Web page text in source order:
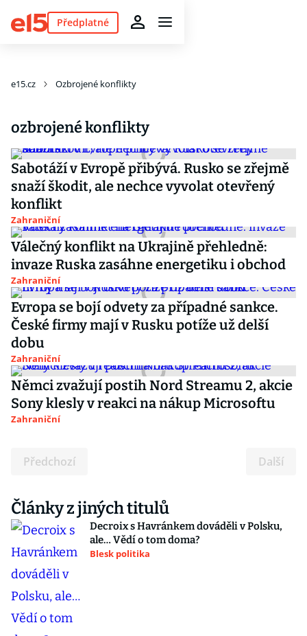
Předplatné
e15.cz Ozbrojené konflikty
ozbrojené konflikty
Sabotáží v Evropě přibývá. Rusko se zřejmě
snaží škodit, ale nechce vyvolat otevřený
konflikt
Zahraniční
Válečný konflikt na Ukrajině přehledně:
invaze Ruska zasáhne energetiku i obchod
Zahraniční
Evropa se bojí odvety za případné sankce.
České firmy mají v Rusku potíže už delší
dobu
Zahraniční
Němci zvažují postih Nord Streamu 2, akcie
Sony klesly v reakci na nákup Microsoftu
Zahraniční
Předchozí Další
Články z jiných titulů
Decroix s Havránkem dováděli v Polsku,
ale… Vědí o tom doma?
Blesk politika